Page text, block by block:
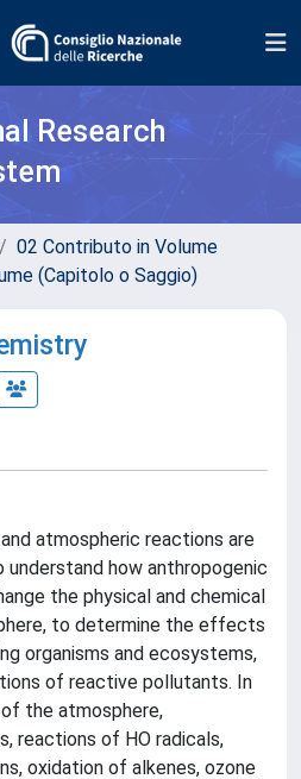
Research
02 Contributo in Volume
(Capitolo o Saggio)
atmospheric reactions are
how anthropogenic
the physical and chemical
to determine the effects
organisms and ecosystems,
of reactive pollutants. In
the atmosphere,
reactions of HO radicals,
oxidation of alkenes, ozone